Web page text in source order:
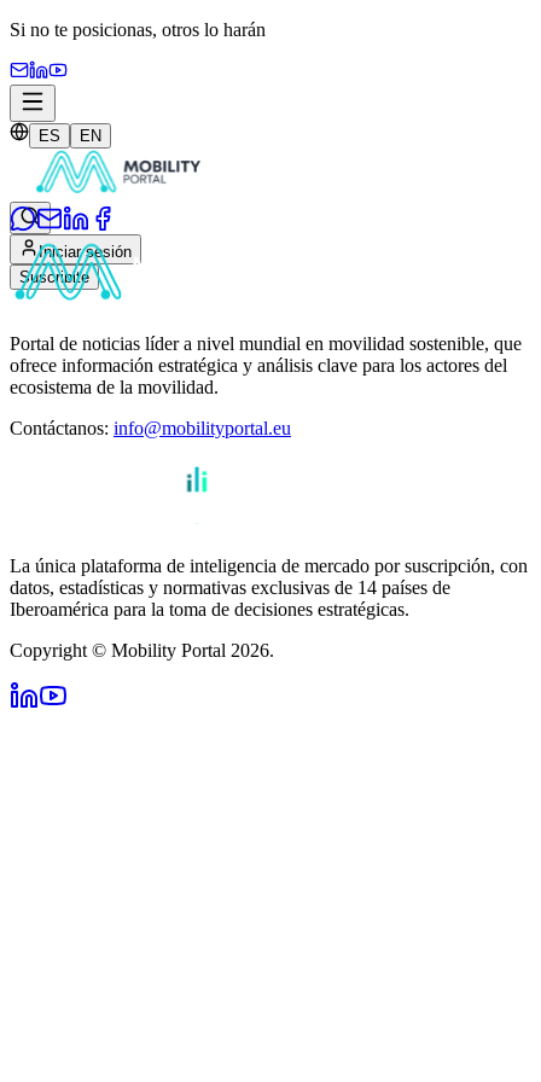
Si no te posicionas, otros lo harán
ES EN
Iniciar sesión
Suscribite
Portal de noticias líder a nivel mundial en movilidad sostenible, que
ofrece información estratégica y análisis clave para los actores del
ecosistema de la movilidad.
Contáctanos: info@mobilityportal.eu
La única plataforma de inteligencia de mercado por suscripción, con
datos, estadísticas y normativas exclusivas de 14 países de
Iberoamérica para la toma de decisiones estratégicas.
Copyright © Mobility Portal 2026.